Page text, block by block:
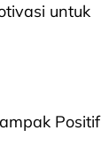
untuk
Positif